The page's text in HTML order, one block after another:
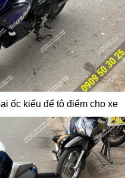
ốc kiểu để tô điểm cho xe